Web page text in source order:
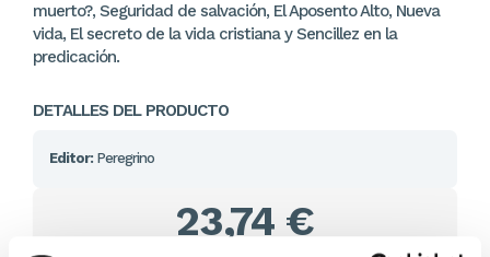
muerto?, Seguridad de salvación, El Aposento Alto, Nueva
vida, El secreto de la vida cristiana y Sencillez en la
predicación.
DETALLES DEL PRODUCTO
Editor: Peregrino
23,74 €